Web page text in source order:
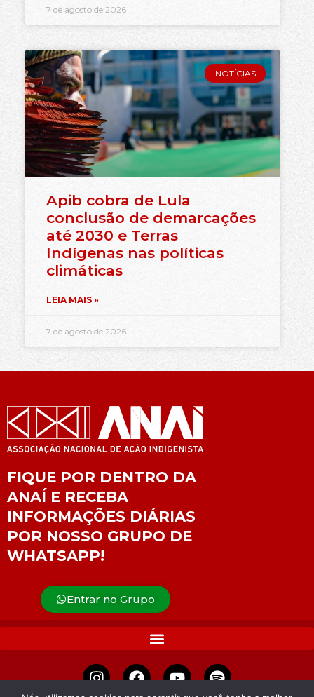
7 de agosto de 2026
NOTÍCIAS
Apib cobra de Lula
conclusão de demarcações
até 2030 e Terras
Indígenas nas políticas
climáticas
LEIA MAIS »
7 de agosto de 2026
FIQUE POR DENTRO DA
ANAÍ E RECEBA
INFORMAÇÕES DIÁRIAS
POR NOSSO GRUPO DE
WHATSAPP!
Entrar no Grupo